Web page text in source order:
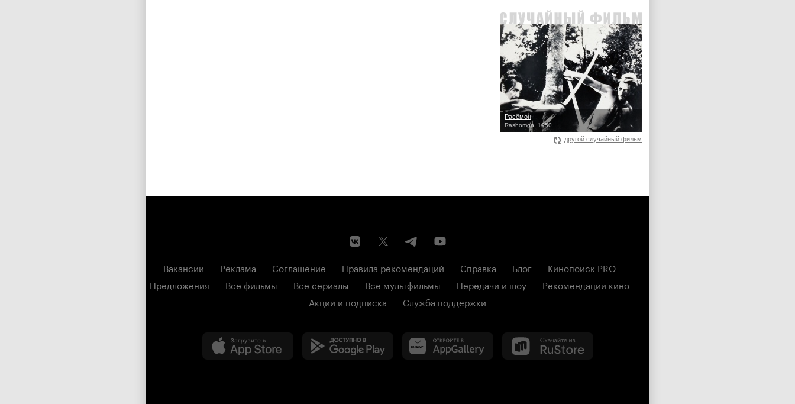
Расёмон
Rashomon, 1950
другой случайный фильм
Вакансии Реклама Соглашение Правила рекомендаций Справка Блог
Кинопоиск PRO
Предложения
Все фильмы Все сериалы Все мультфильмы Передачи и шоу
Рекомендации кино
Акции и подписка
Служба поддержки